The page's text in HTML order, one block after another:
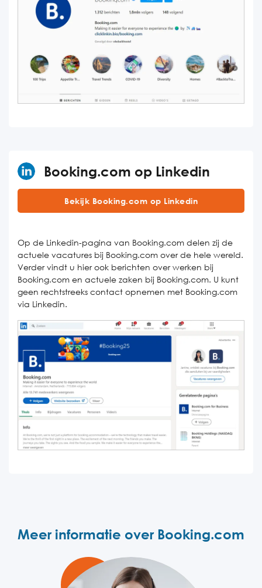
Booking.com op Linkedin
Bekijk Booking.com op Linkedin
Op de Linkedin-pagina van Booking.com delen zij de
actuele vacatures bij Booking.com over de hele wereld.
Verder vindt u hier ook berichten over werken bij
Booking.com en actuele zaken bij Booking.com. U kunt
geen rechtstreeks contact opnemen met Booking.com
via Linkedin.
Meer informatie over Booking.com